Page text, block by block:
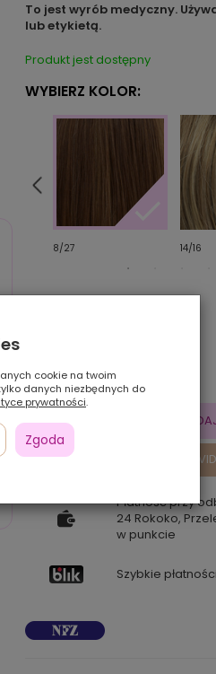
To jest wyrób medyczny.
lub etykietą.
Produkt jest dostępny
WYBIERZ KOLOR:
8/27 14/16
Płatność przy
24 Rokoko,
w punkcie
Szybkie
cookie na twoim
danych niezbędnych do
prywatności.
Zgoda